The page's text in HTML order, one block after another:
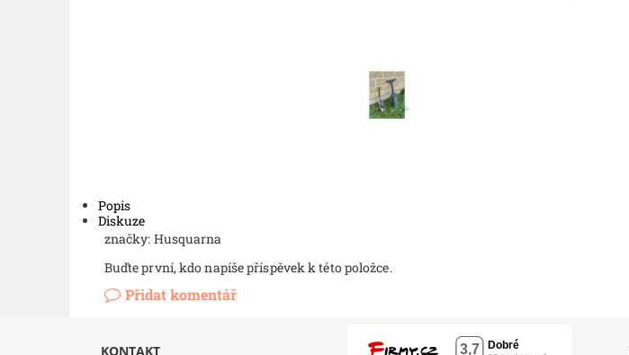
Popis
Diskuze
značky: Husquarna
Buďte první, kdo napíše příspěvek k této položce.
Přidat komentář
KONTAKT